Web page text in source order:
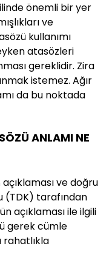
önemli bir yer
ve
kullanımı
atasözleri
gereklidir. Zira
istemez. Ağır
da bu noktada
ANLAMI NE
ve doğru
(TDK) tarafından
açıklaması ile ilgili
gerek cümle